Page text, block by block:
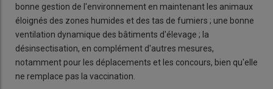
bonne gestion de l'environnement en maintenant les animaux
éloignés des zones humides et des tas de fumiers ; une bonne
ventilation dynamique des bâtiments d'élevage ; la
désinsectisation, en complément d'autres mesures,
notamment pour les déplacements et les concours, bien qu'elle
ne remplace pas la vaccination.